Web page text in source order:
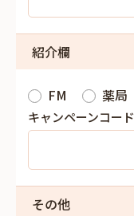
紹介欄
FM 薬局
キャンペーンコード
その他